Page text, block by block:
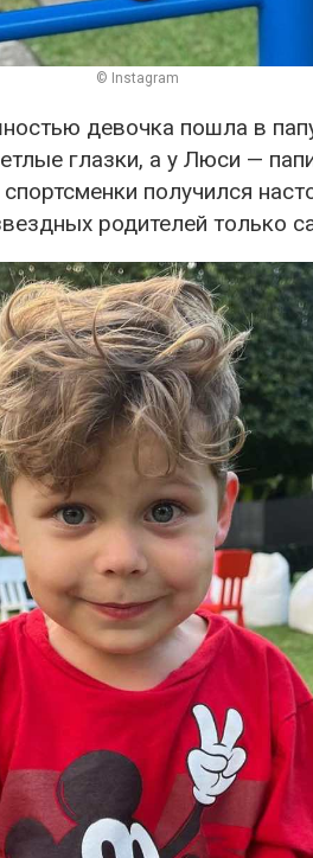
© Instagram
девочка пошла в
глазки, а у Люси —
получился
родителей только